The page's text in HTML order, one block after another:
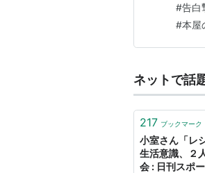
す！
こと
#告白
#本屋
ネットで話
217 ブックマーク
小室さん「レ
生活意識、２
会 : 日刊スポ